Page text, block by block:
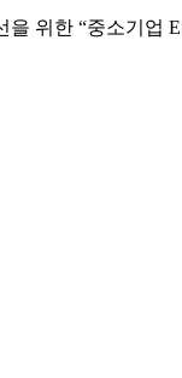
위한 “중소기